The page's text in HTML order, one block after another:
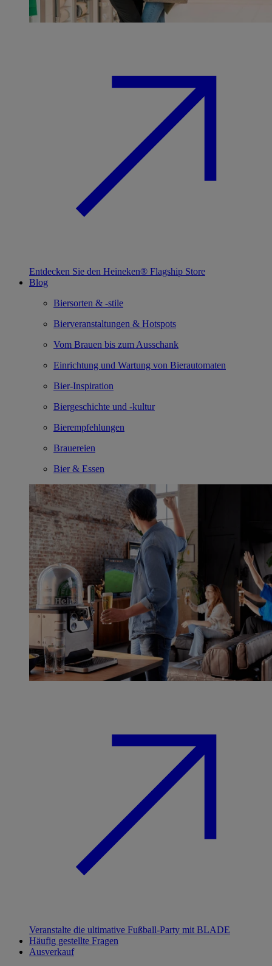
Entdecken Sie den Heineken® Flagship Store
Blog
Biersorten & -stile
Bierveranstaltungen & Hotspots
Vom Brauen bis zum Ausschank
Einrichtung und Wartung von Bierautomaten
Bier-Inspiration
Biergeschichte und -kultur
Bierempfehlungen
Brauereien
Bier & Essen
Veranstalte die ultimative Fußball-Party mit BLADE
Häufig gestellte Fragen
Ausverkauf